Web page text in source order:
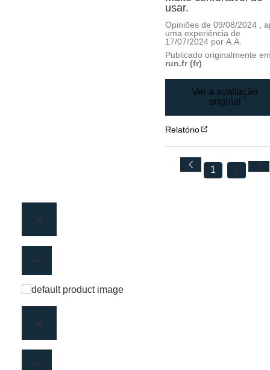
usar.
Opiniões de09/08/2024
,
uma experiência de
17/07/2024 porA.A.
Publicado originalmente
run.fr (fr)
Ver a avaliação
original
Relatório
1 2